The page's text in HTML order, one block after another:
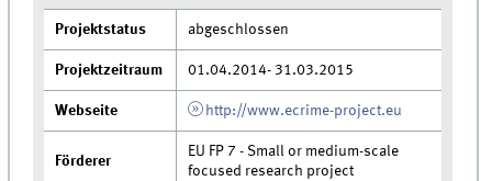
Projektstatus abgeschlossen
Projektzeitraum 01.04.2014- 31.03.2015
Webseite http://www.ecrime-project.eu
Förderer
EU FP 7 - Small or medium-scale
focused research project